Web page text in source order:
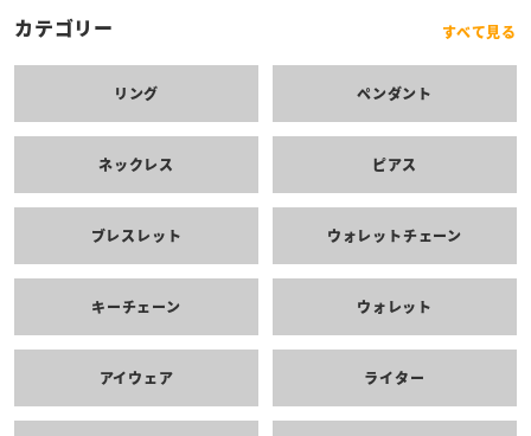
カテゴリー すべて見る
リング ペンダント
ネックレス ピアス
ブレスレット ウォレットチェーン
キーチェーン ウォレット
アイウェア ライター